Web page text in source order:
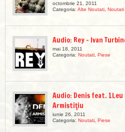
octombrie 21, 2011
Categoria: Alte Noutati Noutati
Audio: Rey – Ivan
mai 18, 2011
Categoria: Noutati Piese
Audio: Denis feat. 1Leu
Armistiţiu
iunie 26, 2011
Categoria: Noutati Piese